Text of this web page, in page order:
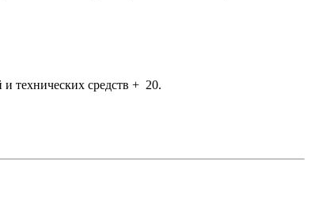
технических средств + 20.